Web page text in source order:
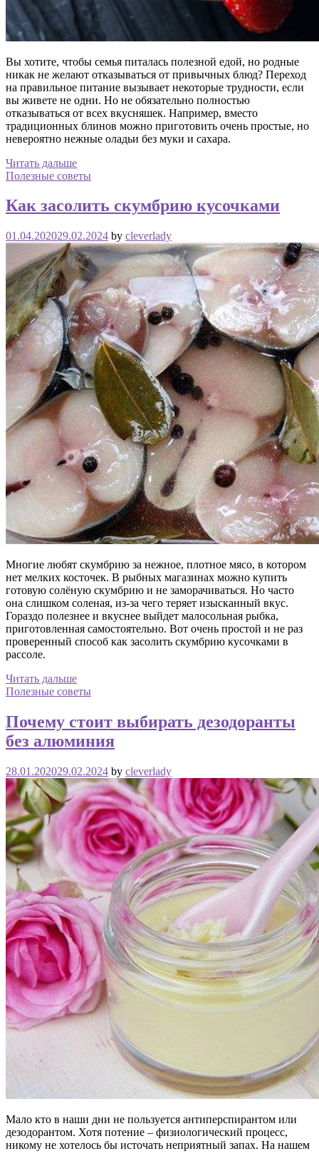
Вы хотите, чтобы семья питалась полезной едой, но родные
никак не желают отказываться от привычных блюд? Переход
на правильное питание вызывает некоторые трудности, если
вы живете не одни. Но не обязательно полностью
отказываться от всех вкусняшек. Например, вместо
традиционных блинов можно приготовить очень простые, но
невероятно нежные оладьи без муки и сахара.
Читать дальше
Полезные советы
Как засолить скумбрию кусочками
01.04.202029.02.2024 by cleverlady
Многие любят скумбрию за нежное, плотное мясо, в котором
нет мелких косточек. В рыбных магазинах можно купить
готовую солёную скумбрию и не заморачиваться. Но часто
она слишком соленая, из-за чего теряет изысканный вкус.
Гораздо полезнее и вкуснее выйдет малосольная рыбка,
приготовленная самостоятельно. Вот очень простой и не раз
проверенный способ как засолить скумбрию кусочками в
рассоле.
Читать дальше
Полезные советы
Почему стоит выбирать дезодоранты
без алюминия
28.01.202029.02.2024 by cleverlady
Мало кто в наши дни не пользуется антиперспирантом или
дезодорантом. Хотя потение – физиологический процесс,
никому не хотелось бы источать неприятный запах. На нашем